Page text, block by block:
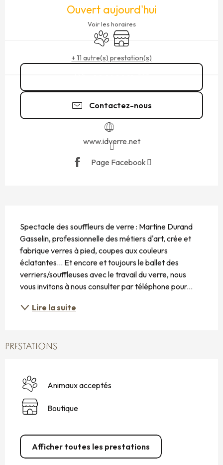
Ouvert aujourd'hui
Voir les horaires
Animaux acceptés
Boutique
+ 11 autre(s) prestation(s)
Contactez-nous
www.idverre.net
Page Facebook
Spectacle des souffleurs de verre : Martine Durand
Gasselin, professionnelle des métiers d'art, crée et
fabrique verres à pied, coupes aux couleurs
éclatantes... Et encore et toujours le ballet des
verriers/souffleuses avec le travail du verre, nous
vous invitons à nous consulter par téléphone pour...
Lire la suite
PRESTATIONS
Animaux acceptés
Boutique
Afficher toutes les prestations